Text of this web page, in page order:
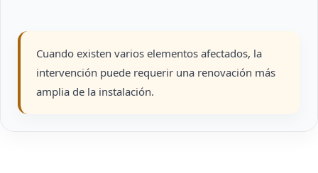
Cuando existen varios elementos afectados, la
intervención puede requerir una renovación más
amplia de la instalación.